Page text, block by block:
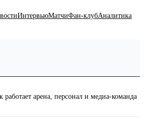
ИнтервьюМатчиФан-клубАналитика
работает арена, персонал и медиа-команда